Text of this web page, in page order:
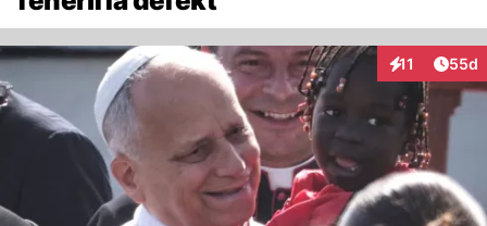
11
Interaktionen
55d